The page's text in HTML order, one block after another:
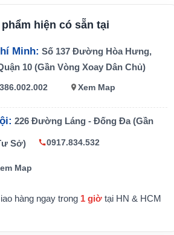
240 x 400 pixel
2 pin AA, khuyến nghị NiMH hoặc lithi
Lên đến 19 giờ
IPX7
n
Lên đến 10.000 điểm
phẩm hiện có sẵn tại
Minh: Số 137 Đường Hòa Hưng,
10 (Gần Vòng Xoay Dân Chủ)
Xem Map
226 Đường Láng - Đống Đa (Gần
Sở) 0917.834.532
Map
hàng ngay trong 1 giờ tại HN & HCM